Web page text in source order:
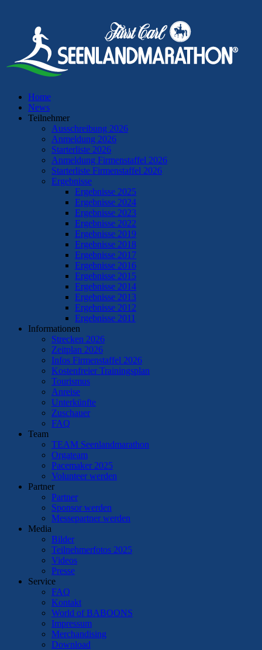
Home
News
Teilnehmer
Ausschreibung 2026
Anmeldung 2026
Starterliste 2026
Anmeldung Firmenstaffel 2026
Starterliste Firmenstaffel 2026
Ergebnisse
Ergebnisse 2025
Ergebnisse 2024
Ergebnisse 2023
Ergebnisse 2022
Ergebnisse 2019
Ergebnisse 2018
Ergebnisse 2017
Ergebnisse 2016
Ergebnisse 2015
Ergebnisse 2014
Ergebnisse 2013
Ergebnisse 2012
Ergebnisse 2011
Informationen
Strecken 2026
Zeitplan 2026
Infos Firmenstaffel 2026
Kostenfreier Trainingsplan
Tourismus
Anreise
Unterkünfte
Zuschauer
FAQ
Team
TEAM Seenlandmarathon
Orgateam
Pacemaker 2025
Volunteer werden
Partner
Partner
Sponsor werden
Messepartner werden
Media
Bilder
Teilnehmerfotos 2025
Videos
Presse
Service
FAQ
Kontakt
World of BABOONS
Impressum
Merchandising
Download